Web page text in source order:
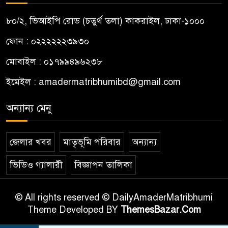
ফেন্সিডিলসহ রাজশাহীর শীর্ষ
৯
বড়লেখায় গণঅভ্যুত্থান দিবস
উপলক্ষে মাসব্যাপী বৃক্ষরোপণ
১০
৮০/২, ভিআইপি রোড (চতুর্থ তলা) কাকরাইল, ঢাকা-১০০০
ফোন : ০২২২২২২৩৯৩০
মোবাইল : ০১৭৯৯৪৯৬২৩৮
ইমেইল : amadermatribhumibd@gmail.com
অন্যান্য মেনু
জেলার খবর মাতৃভূমি পরিবার অন্যান্য
ভিডিও গ্যালারী বিজ্ঞাপন তালিকা
© All rights reserved © DailyAmaderMatribhumi
Theme Developed BY ThemesBazar.Com